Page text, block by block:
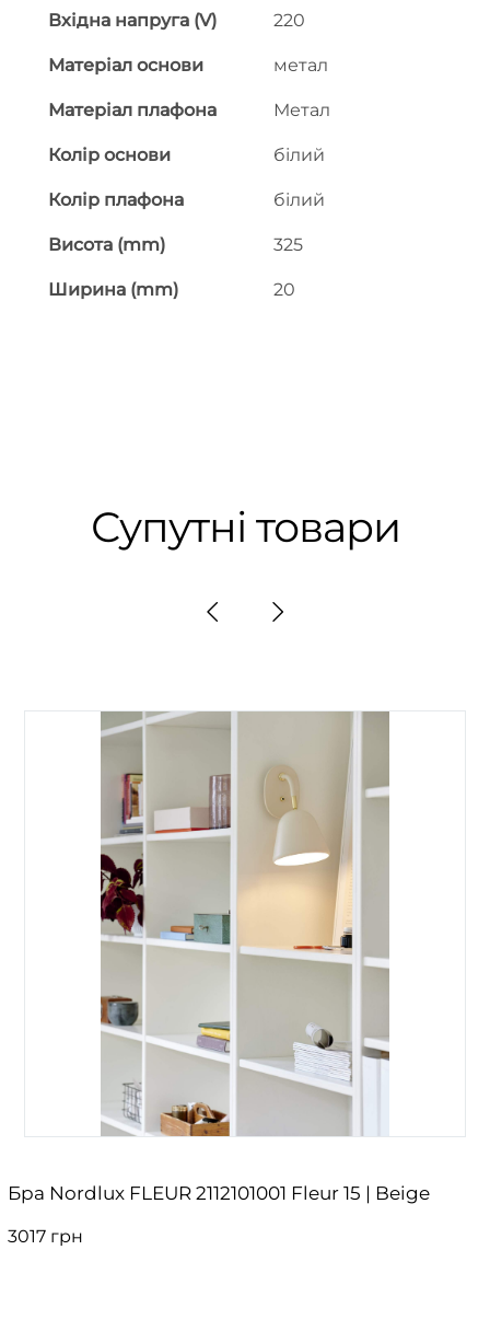
Вхідна напруга (V) 220
Матеріал основи метал
Матеріал плафона Метал
Колір основи білий
Колір плафона білий
Висота (mm) 325
Ширина (mm) 20
Супутні товари
Бра Nordlux FLEUR 2112101001 Fleur 15 | Beige
3017 грн